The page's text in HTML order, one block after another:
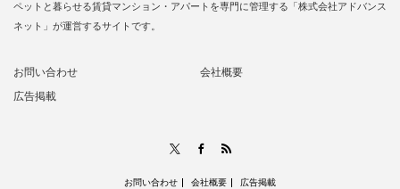
ペットと暮らせる賃貸マンション・アパートを専門に管理する「株式会社アドバンス
ネット」が運営するサイトです。
お問い合わせ
会社概要
広告掲載
Facebook
お問い合わせ 会社概要 広告掲載